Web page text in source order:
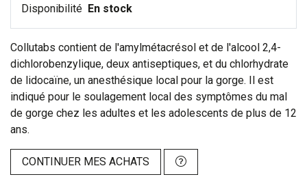
Disponibilité En stock
Collutabs contient de l'amylmétacrésol et de l'alcool 2,4-
dichlorobenzylique, deux antiseptiques, et du chlorhydrate
de lidocaïne, un anesthésique local pour la gorge. Il est
indiqué pour le soulagement local des symptômes du mal
de gorge chez les adultes et les adolescents de plus de 12
ans.
CONTINUER MES ACHATS